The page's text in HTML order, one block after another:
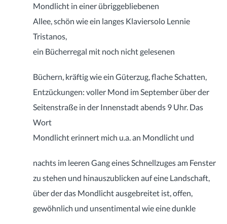
Mondlicht in einer übriggebliebenen
Allee, schön wie ein langes Klaviersolo Lennie
Tristanos,
ein Bücherregal mit noch nicht gelesenen
Büchern, kräftig wie ein Güterzug, flache Schatten,
Entzückungen: voller Mond im September über der
Seitenstraße in der Innenstadt abends 9 Uhr. Das
Wort
Mondlicht erinnert mich u.a. an Mondlicht und
nachts im leeren Gang eines Schnellzuges am Fenster
zu stehen und hinauszublicken auf eine Landschaft,
über der das Mondlicht ausgebreitet ist, offen,
gewöhnlich und unsentimental wie eine dunkle